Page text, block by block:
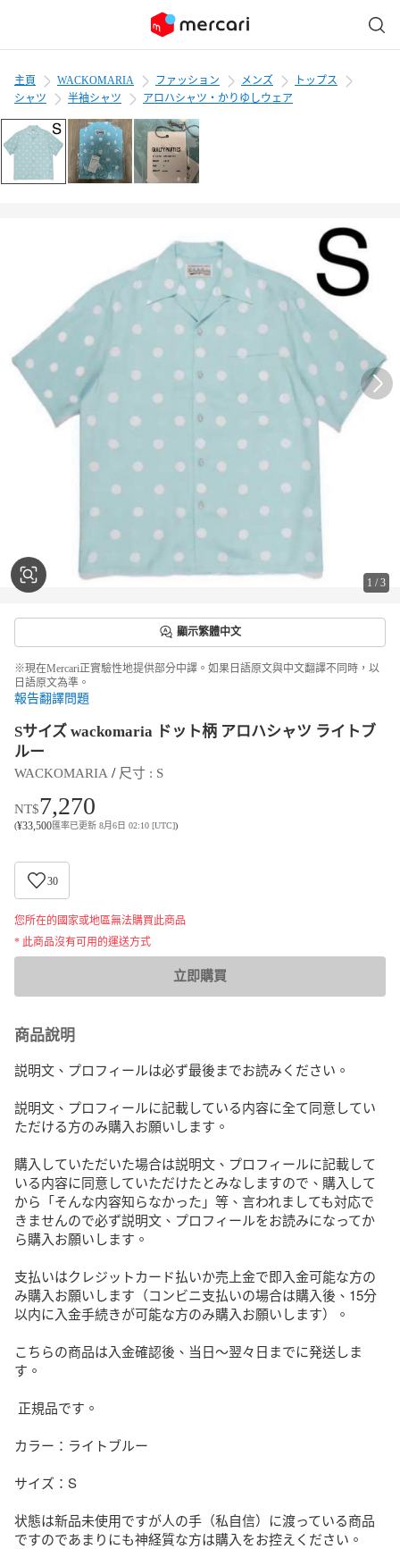
主頁 WACKOMARIA ファッション メンズ
トップス
シャツ
半袖シャツ アロハシャツ・かりゆしウェア
1 /3
顯示繁體中文
※現在Mercari正實驗性地提供部分中譯。如果日語原文與中文翻譯不同時，以
日語原文為準。
報告翻譯問題
Sサイズ wackomaria ドット柄 アロハシャツ ライトブ
ルー
WACKOMARIA / 尺寸 : S
NT$7,270
(¥33,500匯率已更新 8月6日 02:10 [UTC])
30
您所在的國家或地區無法購買此商品
* 此商品沒有可用的運送方式
立即購買
商品說明
説明文、プロフィールは必ず最後までお読みください。
説明文、プロフィールに記載している内容に全て同意してい
ただける方のみ購入お願いします。
購入していただいた場合は説明文、プロフィールに記載して
いる内容に同意していただけたとみなしますので、購入して
から「そんな内容知らなかった」等、言われましても対応で
きませんので必ず説明文、プロフィールをお読みになってか
ら購入お願いします。
支払いはクレジットカード払いか売上金で即入金可能な方の
み購入お願いします（コンビニ支払いの場合は購入後、15分
以内に入金手続きが可能な方のみ購入お願いします）。
こちらの商品は入金確認後、当日〜翌々日までに発送しま
す。
カラー：ライトブルー
サイズ：S
状態は新品未使用ですが人の手（私自信）に渡っている商品
ですのであまりにも神経質な方は購入をお控えください。